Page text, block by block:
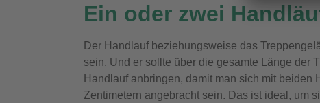
Ein oder zwei
Der Handlauf beziehungsweise das
sein. Und er sollte über die gesamte Länge der
Handlauf anbringen, damit man sich mit
Zentimetern angebracht sein. Das ist ideal, um